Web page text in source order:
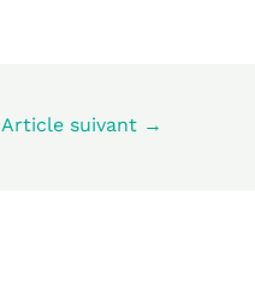
Article suivant →